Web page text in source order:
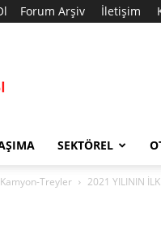
Forum Arşiv İletişim
SEKTÖREL
Treyler 2021 YILININ İLK